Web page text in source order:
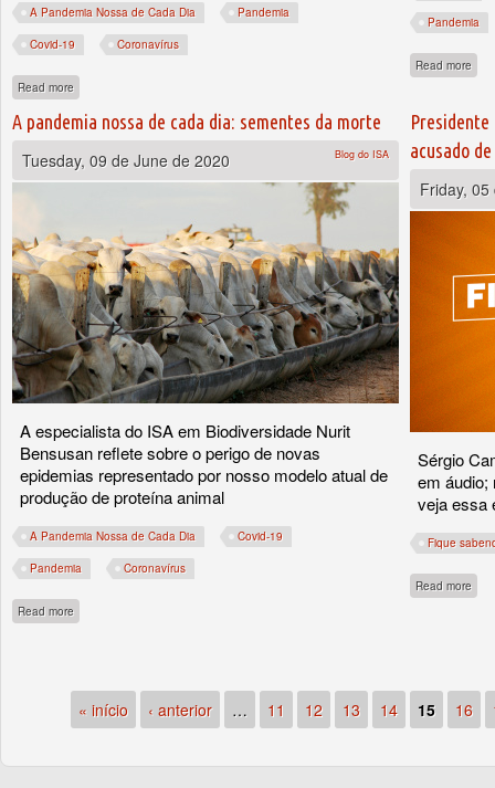
A Pandemia Nossa de Cada Dia Pandemia
Covid-19 Coronavírus
Read more
Pandemia
Read more
A pandemia nossa de cada dia: sementes da morte
Tuesday, 09 de June de 2020
Blog do ISA
A especialista do ISA em Biodiversidade Nurit
Bensusan reflete sobre o perigo de novas
epidemias representado por nosso modelo atual de
produção de proteína animal
A Pandemia Nossa de Cada Dia Covid-19
Pandemia Coronavírus
Read more
Presidente
acusado
Friday,
Sérgio
em áudio;
veja essa
Fique
Read more
« início ‹ anterior … 11 12 13 14 15 16